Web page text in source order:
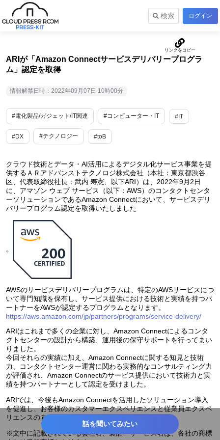
検索 ログイン
ARIが「Amazon Connectサービスデリバリープログラ
ム」認定を取得
情報解禁日時：2022年09月07日 10時00分
#電化製品/ガジェット/IT関連 #コンピューター・IT #IT
#DX #テクノロジー #toB
クラウド技術とデータ・AI活用によるデジタル化サービス事業を提
供するＡＲアドバンストテクノロジ株式会社（本社：東京都渋谷
区、代表取締役社長：武内 寿憲、以下ARI）は、2022年9月2日
に、アマゾン ウェブ サービス（以下：AWS）のコンタクトセンタ
ーソリューションであるAmazon Connectにおいて、サービスデリ
バリープログラム認定を取得いたしました
。
AWSのサービスデリバリープログラムは、特定のAWSサービスにつ
いて専門知識を保有し、サービス提供における技術と実績を持つパ
ートナーをAWSが認定するプログラムとなります。
https://aws.amazon.com/jp/partners/programs/service-delivery/
ARIはこれまで多くの企業に対し、Amazon Connectによるコンタ
クトセンターの設計から構築、運用後の保守サポートを行ってまい
りました。
今回それらの実績に加え、Amazon Connectに関する知見と技術
力、コンタクトセンター運営に関わる実務的なコンサルティング力
が評価され、Amazon Connectのサービス提供において技術力と実
績を持つパートナーとして認定を受けました。
ARIでは、今後もAmazon Connectを活用したソリューション導入
を促進し、お客様のカスタマーエクスペリエンスと従業員エクスペ
リエンスの向上に寄与してまいります。
※文中に記載されている会社名、製品・サービス名は、各社の商標
話を聞いてみたい